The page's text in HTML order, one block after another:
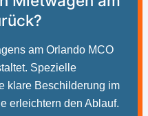
am Orlando MCO
Spezielle
klare Beschilderung im
erleichtern den Ablauf.